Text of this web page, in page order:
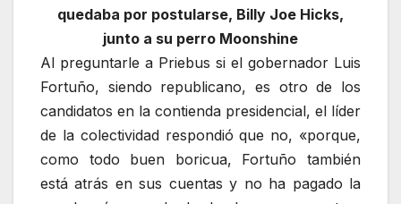
quedaba por postularse, Billy Joe Hicks,
junto a su perro Moonshine
Al preguntarle a Priebus si el gobernador Luis
Fortuño, siendo republicano, es otro de los
candidatos en la contienda presidencial, el líder
de la colectividad respondió que no, «porque,
como todo buen boricua, Fortuño también
está atrás en sus cuentas y no ha pagado la